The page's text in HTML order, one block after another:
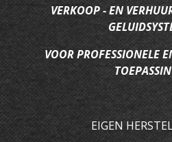
VERKOOP - EN
VOOR PROFESSIONELE
EIGEN